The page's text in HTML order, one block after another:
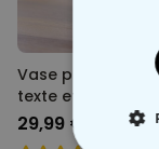
Vase
texte et picto
29,99 €